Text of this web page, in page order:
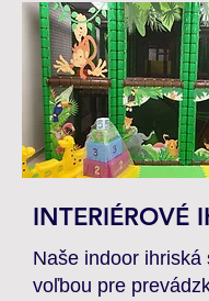
INTERIÉROVÉ
Naše indoor ihriská
voľbou pre